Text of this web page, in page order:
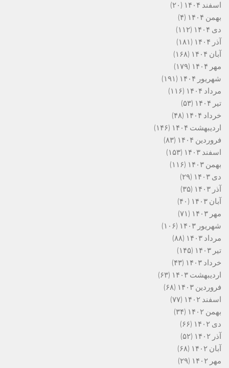
اسفند ۱۴۰۴
(۲۰)
بهمن ۱۴۰۴
(۴)
دی ۱۴۰۴
(۱۱۲)
آذر ۱۴۰۴
(۱۸۱)
آبان ۱۴۰۴
(۱۶۸)
مهر ۱۴۰۴
(۱۷۹)
شهریور ۱۴۰۴
(۱۹۱)
مرداد ۱۴۰۴
(۱۱۶)
تیر ۱۴۰۴
(۵۳)
خرداد ۱۴۰۴
(۴۸)
اردیبهشت ۱۴۰۴
(۱۴۶)
فروردین ۱۴۰۴
(۸۳)
اسفند ۱۴۰۳
(۱۵۳)
بهمن ۱۴۰۳
(۱۱۶)
دی ۱۴۰۳
(۲۹)
آذر ۱۴۰۳
(۳۵)
آبان ۱۴۰۳
(۴۰)
مهر ۱۴۰۳
(۷۱)
شهریور ۱۴۰۳
(۱۰۶)
مرداد ۱۴۰۳
(۸۸)
تیر ۱۴۰۳
(۱۴۵)
خرداد ۱۴۰۳
(۴۳)
اردیبهشت ۱۴۰۳
(۶۳)
فروردین ۱۴۰۳
(۶۸)
اسفند ۱۴۰۲
(۷۷)
بهمن ۱۴۰۲
(۳۴)
دی ۱۴۰۲
(۶۶)
آذر ۱۴۰۲
(۵۲)
آبان ۱۴۰۲
(۶۸)
مهر ۱۴۰۲
(۲۹)